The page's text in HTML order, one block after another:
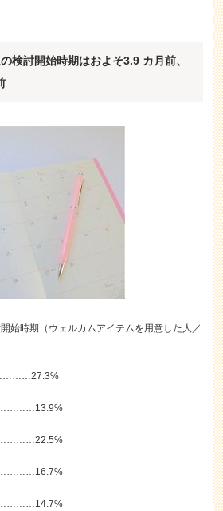
検討開始時期はおよそ3.9 カ月前、
始時期（ウェルカムアイテムを用意した人／